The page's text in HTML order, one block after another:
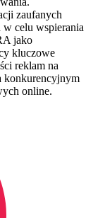
zaufanych
w celu wspierania
jako
kluczowe
reklam na
konkurencyjnym
online.